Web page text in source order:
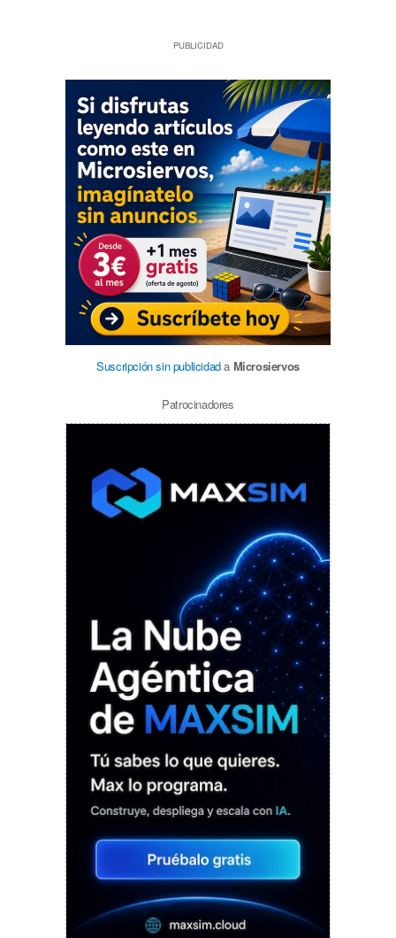
PUBLICIDAD
Suscripción sin publicidada Microsiervos
Patrocinadores